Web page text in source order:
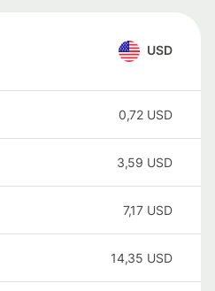
USD
0,72 USD
3,59 USD
7,17 USD
14,35 USD